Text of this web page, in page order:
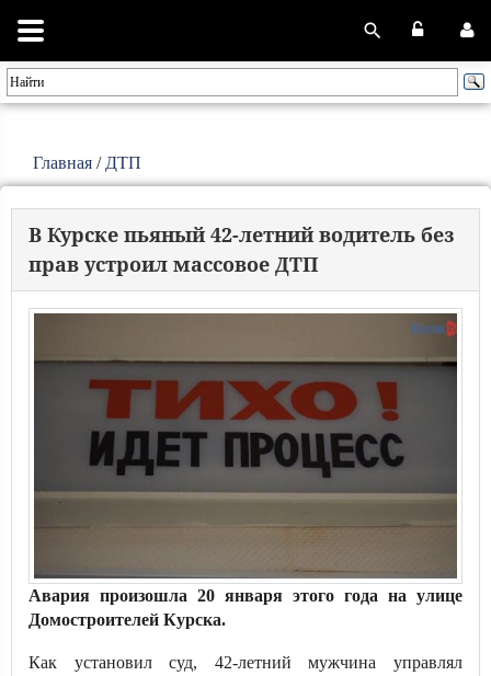
Главная / ДТП
В Курске пьяный 42-летний водитель без
прав устроил массовое ДТП
Авария произошла 20 января этого года на улице
Домостроителей Курска.
Как установил суд, 42-летний мужчина управлял